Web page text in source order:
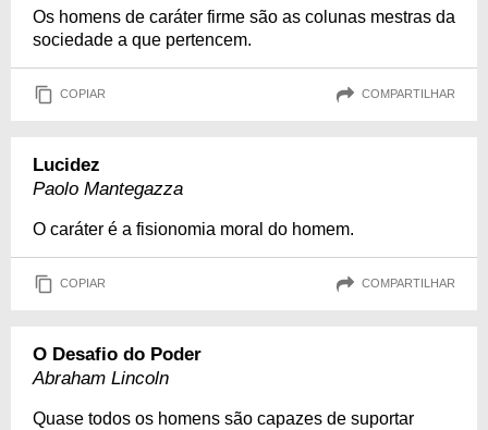
Os homens de caráter firme são as colunas mestras da
sociedade a que pertencem.
COPIAR COMPARTILHAR
Lucidez
Paolo Mantegazza
O caráter é a fisionomia moral do homem.
COPIAR COMPARTILHAR
O Desafio do Poder
Abraham Lincoln
Quase todos os homens são capazes de suportar